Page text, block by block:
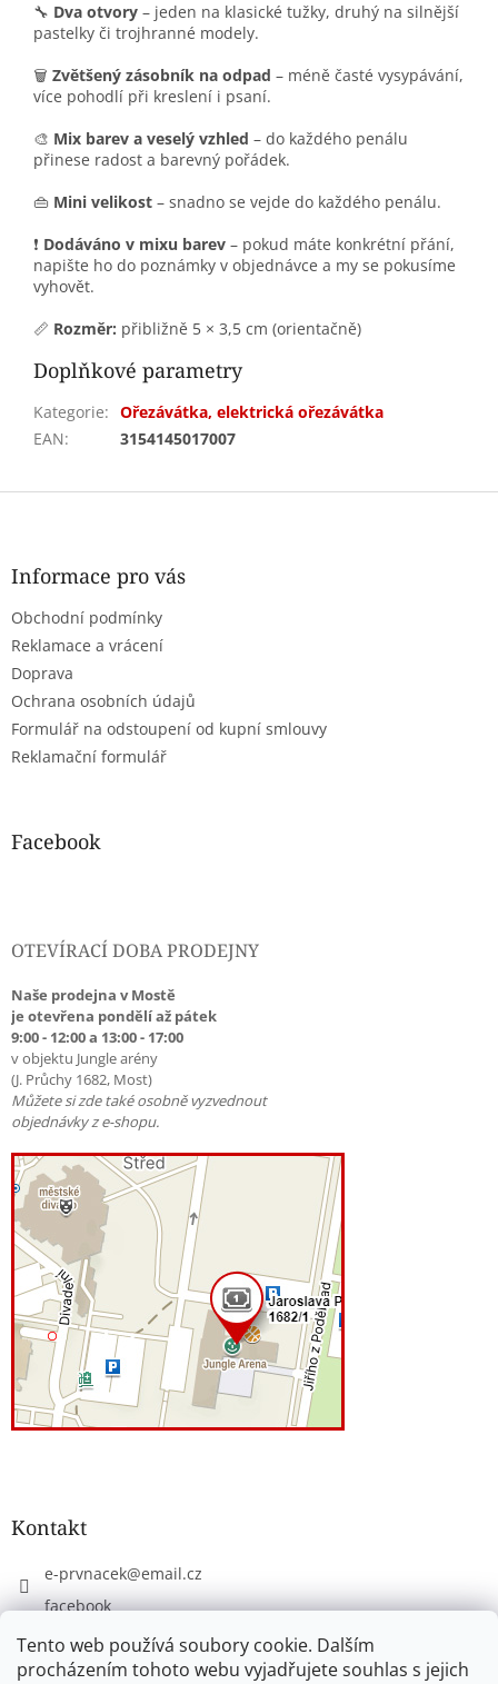
Tento web používá soubory cookie. Dalším
procházením tohoto webu vyjadřujete souhlas s jejich
🔧 Dva otvory – jeden na klasické tužky, druhý na silnější
pastelky či trojhranné modely.
🗑️ Zvětšený zásobník na odpad – méně časté vysypávání,
více pohodlí při kreslení i psaní.
🎨 Mix barev a veselý vzhled – do každého penálu
přinese radost a barevný pořádek.
👜 Mini velikost – snadno se vejde do každého penálu.
❗ Dodáváno v mixu barev – pokud máte konkrétní přání,
napište ho do poznámky v objednávce a my se pokusíme
vyhovět.
📏 Rozměr: přibližně 5 × 3,5 cm (orientačně)
Doplňkové parametry
Kategorie: Ořezávátka, elektrická ořezávátka
EAN: 3154145017007
Z
Informace pro vás
Obchodní podmínky
Reklamace a vrácení
Doprava
Ochrana osobních údajů
Formulář na odstoupení od kupní smlouvy
Reklamační formulář
Facebook
OTEVÍRACÍ DOBA PRODEJNY
Naše prodejna v Mostě
je otevřena pondělí až pátek
9:00 - 12:00 a 13:00 - 17:00
v objektu Jungle arény
(J. Průchy 1682, Most)
Můžete si zde také osobně vyzvednout
objednávky z e-shopu.
Kontakt
e-prvnacek@email.cz
facebook
eprvnacek